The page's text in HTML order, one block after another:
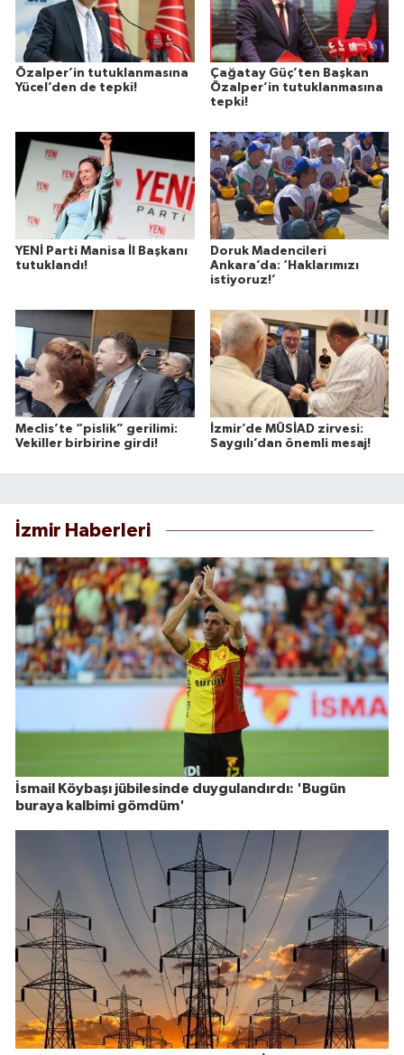
Özalper’in tutuklanmasına
Yücel’den de tepki!
Çağatay Güç’ten Başkan
Özalper’in tutuklanmasına
tepki!
YENİ Parti Manisa İl Başkanı
tutuklandı!
Doruk Madencileri
Ankara’da: ‘Haklarımızı
istiyoruz!’
Meclis’te “pislik” gerilimi:
Vekiller birbirine girdi!
İzmir’de MÜSİAD zirvesi:
Saygılı’dan önemli mesaj!
İzmir Haberleri
İsmail Köybaşı jübilesinde duygulandırdı: 'Bugün
buraya kalbimi gömdüm'